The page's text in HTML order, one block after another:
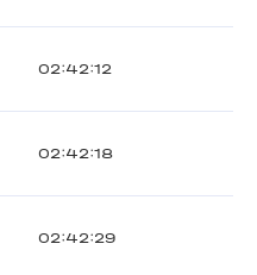
02:42:12
02:42:18
02:42:29